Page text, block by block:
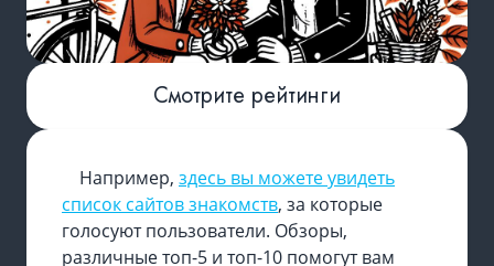
Смотрите рейтинги
Например, здесь вы можете увидеть
список сайтов знакомств, за которые
голосуют пользователи. Обзоры,
различные топ-5 и топ-10 помогут вам